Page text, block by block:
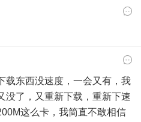
载东西没速度，一会又有，我
没了，又重新下载，重新下速
这么卡，我简直不敢相信